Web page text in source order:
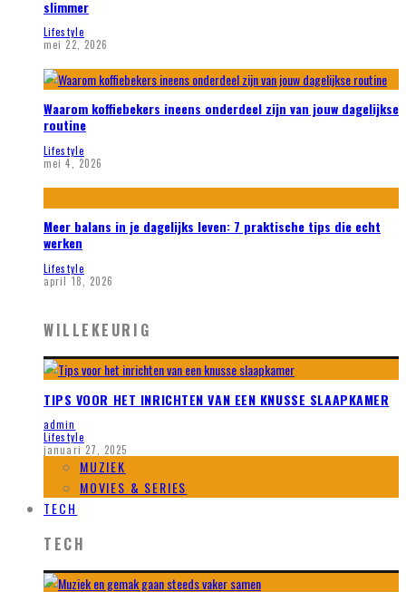
slimmer
Lifestyle
mei 22, 2026
Waarom koffiebekers ineens onderdeel zijn van jouw dagelijkse
routine
Lifestyle
mei 4, 2026
Meer balans in je dagelijks leven: 7 praktische tips die echt
werken
Lifestyle
april 18, 2026
WILLEKEURIG
TIPS VOOR HET INRICHTEN VAN EEN KNUSSE SLAAPKAMER
admin
Lifestyle
januari 27, 2025
MUZIEK
MOVIES & SERIES
TECH
TECH